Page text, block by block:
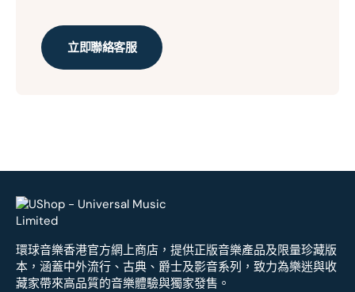
立即聯絡客服
環球音樂香港官方網上商店，提供正版音樂產品及限量珍藏版
本，涵蓋中外流行、古典、爵士及影音系列，致力為樂迷與收
藏家帶來高品質的音樂體驗與獨家發售。